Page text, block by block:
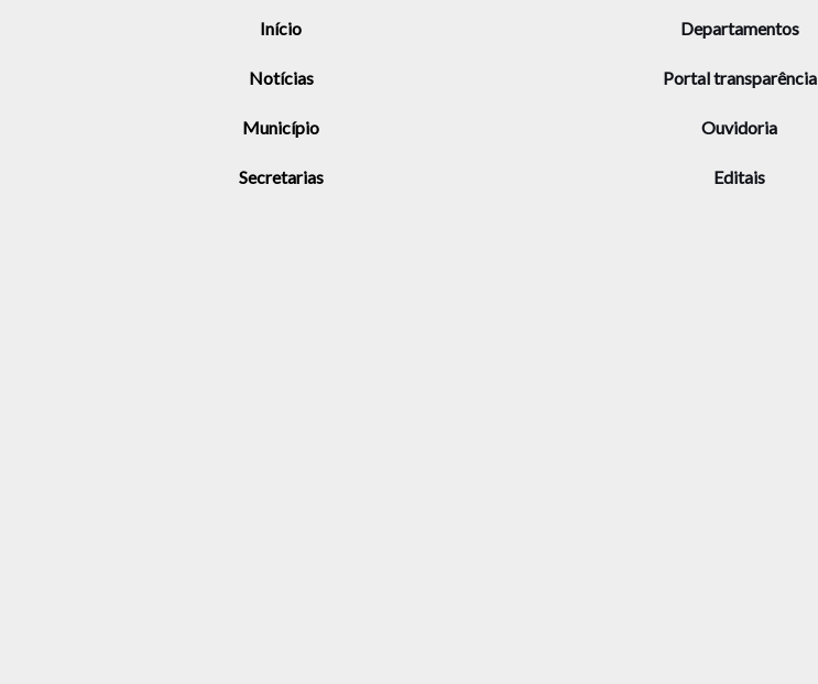
Início
Notícias
Município
Secretarias
Departamentos
Portal transparência
Ouvidoria
Editais